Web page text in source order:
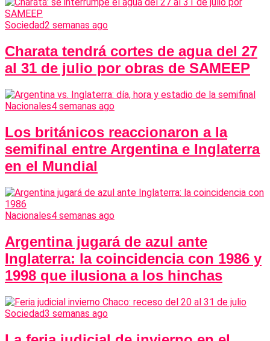
Sociedad2 semanas ago
Charata tendrá cortes de agua del 27
al 31 de julio por obras de SAMEEP
Nacionales4 semanas ago
Los británicos reaccionaron a la
semifinal entre Argentina e Inglaterra
en el Mundial
Nacionales4 semanas ago
Argentina jugará de azul ante
Inglaterra: la coincidencia con 1986 y
1998 que ilusiona a los hinchas
Sociedad3 semanas ago